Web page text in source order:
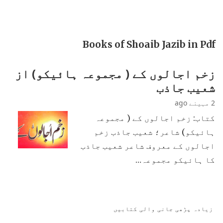
Books of Shoaib Jazib in Pdf
زخم اجالوں کے ( مجموعہ ہائیکو) از
شعیب جاذب
2 مہینے ago
کتاب: زخم اجالوں کے ( مجموعہ
ہائیکو) شاعر؛ شعیب جاذب زخم
اجالوں کے معروف شاعر شعیب جاذب
کا ہائیکو مجموعہ…
زیادہ پڑھی جانی والی کتابیں